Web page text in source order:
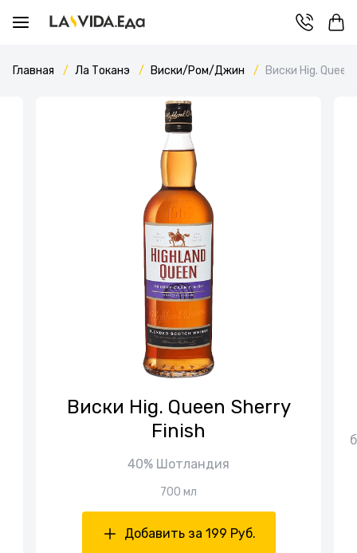
Главная Ла Токанэ Виски/Ром/Джин Виски Hig.
Виски Hig. Queen Sherry
Finish
40% Шотландия
700 мл
Добавить за 199 Руб.